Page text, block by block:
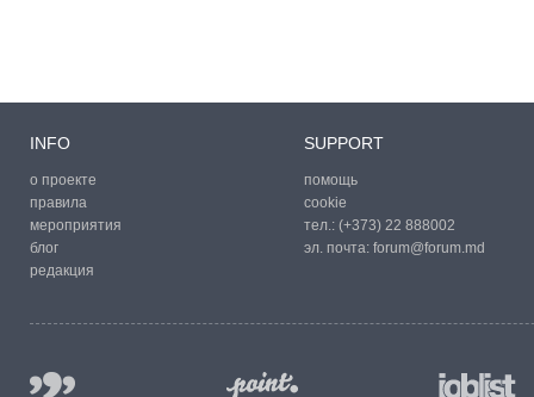
INFO
о проекте
правила
мероприятия
блог
редакция
SUPPORT
помощь
cookie
тел.: (+373) 22 888002
эл. почта: forum@forum.md